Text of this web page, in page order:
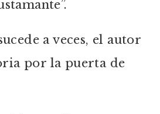
a veces, el autor
por la puerta de